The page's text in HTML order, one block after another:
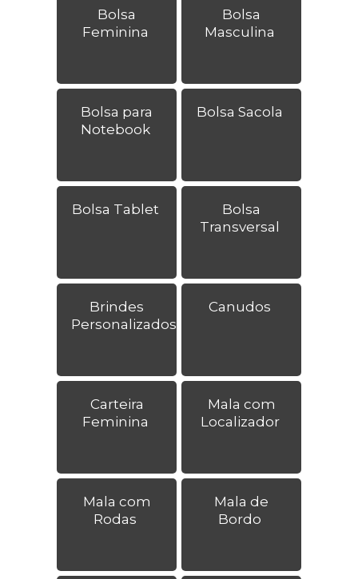
Bolsa
Feminina
Bolsa
Masculina
Bolsa para
Notebook
Bolsa Sacola
Bolsa Tablet
Bolsa
Transversal
Brindes
Personalizados
Canudos
Carteira
Feminina
Mala com
Localizador
Mala com
Rodas
Mala de
Bordo